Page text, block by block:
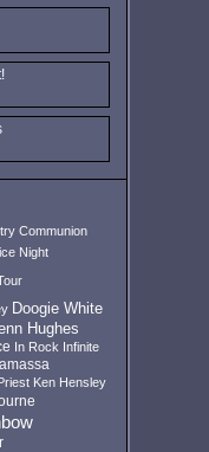
Communion
Night
Doogie White
Hughes
In Rock Infinite
Ken Hensley